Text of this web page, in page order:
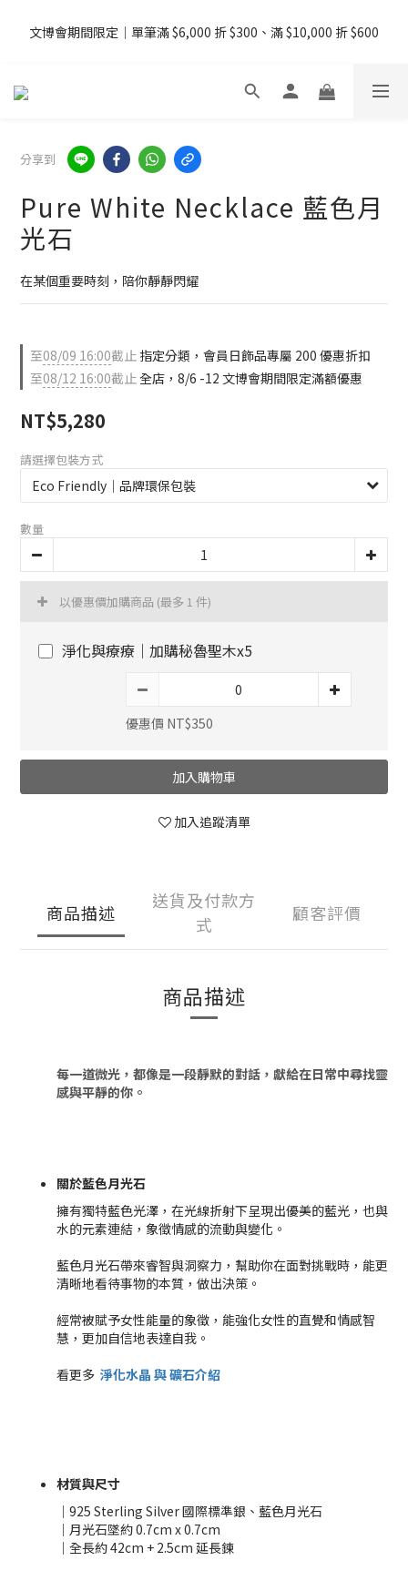
免運
文博會期間限定｜單筆滿 $6,000 折 $300、滿 $10,000 折 $600
08/07 - 09  台灣下單即免運 ・港澳滿 USD99、新加坡滿 USD199
分享到
Pure White Necklace 藍色月
光石
在某個重要時刻，陪你靜靜閃耀
至08/09 16:00截止 指定分類，會員日飾品專屬 200 優惠折扣
至08/12 16:00截止全店，8/6 -12 文博會期間限定滿額優惠
NT$5,280
請選擇包裝方式
數量
以優惠價加購商品 (最多 1 件)
淨化與療療｜加購秘魯聖木x5
優惠價 NT$350
加入購物車
加入追蹤清單
商品描述
送貨及付款方
式
顧客評價
商品描述
每一道微光，都像是一段靜默的對話，獻給在日常中尋找靈
感與平靜的你。
關於藍色月光石
擁有獨特藍色光澤，在光線折射下呈現出優美的藍光，也與
水的元素連結，象徵情感的流動與變化。
藍色月光石帶來睿智與洞察力，幫助你在面對挑戰時，能更
清晰地看待事物的本質，做出決策。
經常被賦予女性能量的象徵，能強化女性的直覺和情感智
慧，更加自信地表達自我。
看更多 淨化水晶 與礦石介紹
材質與尺寸
｜925 Sterling Silver 國際標準銀、藍色月光石
｜月光石墜約 0.7cm x 0.7cm
｜全長約 42cm + 2.5cm 延長鍊